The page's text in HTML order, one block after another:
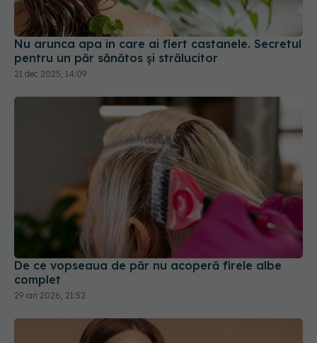
Nu arunca apa în care ai fiert castanele. Secretul
pentru un păr sănătos și strălucitor
21 dec 2025, 14:09
De ce vopseaua de păr nu acoperă firele albe
complet
29 ian 2026, 21:52